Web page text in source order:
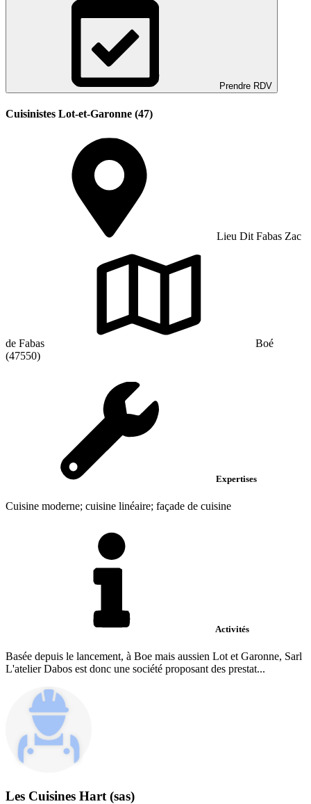
Prendre RDV
Cuisinistes Lot-et-Garonne (47)
Lieu Dit Fabas Zac
de Fabas
Boé
(47550)
Expertises
Cuisine moderne; cuisine linéaire; façade de cuisine
Activités
Basée depuis le lancement, à Boe mais aussien Lot et Garonne, Sarl
L'atelier Dabos est donc une société proposant des prestat...
Les Cuisines Hart (sas)